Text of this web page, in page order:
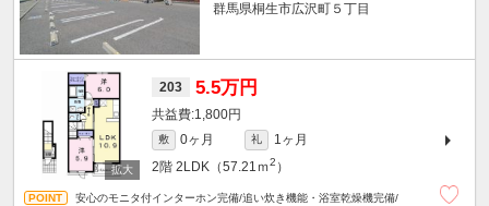
群馬県桐生市広沢町５丁目
203 5.5万円
1,800円
敷 0ヶ月 礼
1ヶ月
2階 2LDK（57.21ｍ2 ）
安心のモニタ付インターホン完備/追い炊き機能・浴室乾燥機完備/